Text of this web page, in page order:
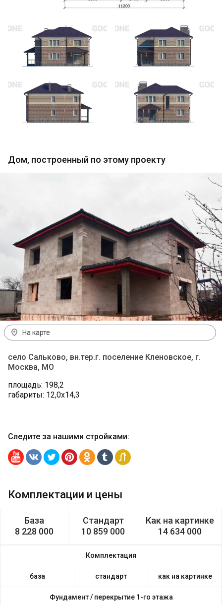
Дом, построенный по этому проекту
На карте
село Сальково, вн.тер.г. поселение Кленовское, г.
Москва, МO
площадь: 198,2
габариты: 12,0х14,3
Следите за нашими стройками:
Комплектации и цены
База
8 228 000
Стандарт
10 859 000
Как на картинке
14 634 000
Комплектация
база стандарт как на картинке
Фундамент / перекрытие 1-го этажа